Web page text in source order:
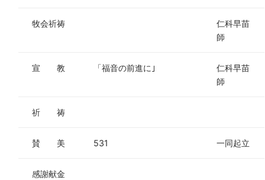
牧会祈祷
仁科早苗
師
宣 教 「福音の前進に｣
仁科早苗
師
祈 祷
賛 美 531 一同起立
感謝献金